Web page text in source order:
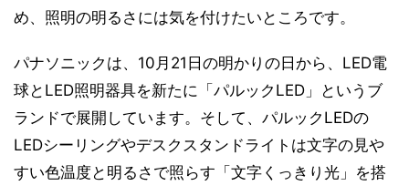
め、照明の明るさには気を付けたいところです。
パナソニックは、10月21日の明かりの日から、LED電
球とLED照明器具を新たに「パルックLED」というブ
ランドで展開しています。そして、パルックLEDの
LEDシーリングやデスクスタンドライトは文字の見や
すい色温度と明るさで照らす「文字くっきり光」を搭